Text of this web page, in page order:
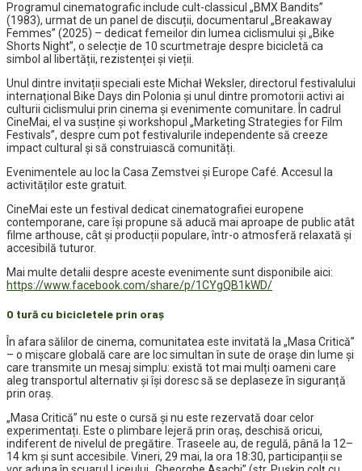
Programul cinematografic include cult-classicul „BMX Bandits”
(1983), urmat de un panel de discuții, documentarul „Breakaway
Femmes” (2025) – dedicat femeilor din lumea ciclismului și „Bike
Shorts Night”, o selecție de 10 scurtmetraje despre bicicletă ca
simbol al libertății, rezistenței și vieții.
Unul dintre invitații speciali este Michał Weksler, directorul festivalului
internațional Bike Days din Polonia și unul dintre promotorii activi ai
culturii ciclismului prin cinema și evenimente comunitare. În cadrul
CineMai, el va susține și workshopul „Marketing Strategies for Film
Festivals”, despre cum pot festivalurile independente să creeze
impact cultural și să construiască comunități.
Evenimentele au loc la Casa Zemstvei și Europe Café. Accesul la
activităților este gratuit.
CineMai este un festival dedicat cinematografiei europene
contemporane, care își propune să aducă mai aproape de public atât
filme arthouse, cât și producții populare, într-o atmosferă relaxată și
accesibilă tuturor.
Mai multe detalii despre aceste evenimente sunt disponibile aici:
https://www.facebook.com/share/p/1CYgQB1kWD/
O tură cu bicicletele prin oraș
În afara sălilor de cinema, comunitatea este invitată la „Masa Critică”
– o mișcare globală care are loc simultan în sute de orașe din lume și
care transmite un mesaj simplu: există tot mai mulți oameni care
aleg transportul alternativ și își doresc să se deplaseze în siguranță
prin oraș.
„Masa Critică” nu este o cursă și nu este rezervată doar celor
experimentați. Este o plimbare lejeră prin oraș, deschisă oricui,
indiferent de nivelul de pregătire. Traseele au, de regulă, până la 12–
14 km și sunt accesibile. Vineri, 29 mai, la ora 18:30, participanții se